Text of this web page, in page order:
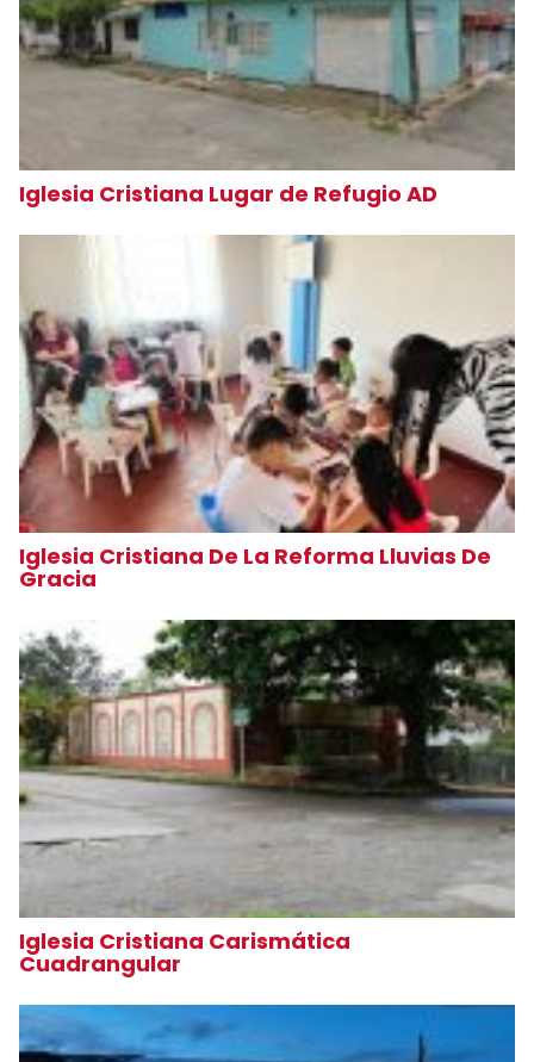
Iglesia Cristiana Lugar de Refugio AD
Iglesia Cristiana De La Reforma Lluvias De
Gracia
Iglesia Cristiana Carismática
Cuadrangular